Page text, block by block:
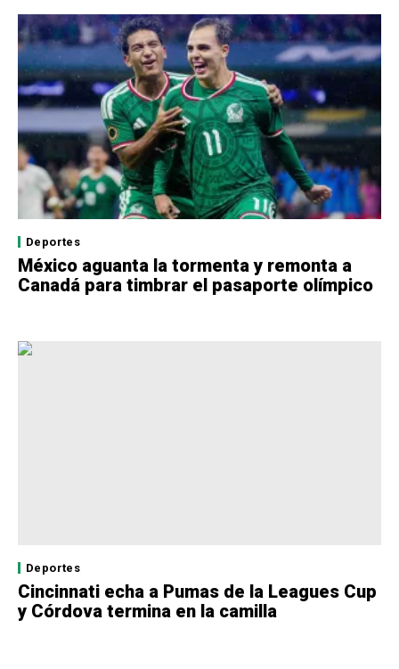
Deportes
México aguanta la tormenta y remonta a
Canadá para timbrar el pasaporte olímpico
Deportes
Cincinnati echa a Pumas de la Leagues Cup
y Córdova termina en la camilla